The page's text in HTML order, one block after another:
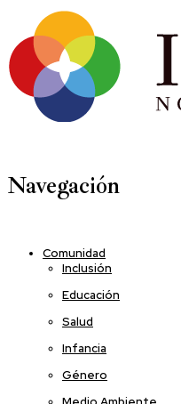
Navegación
Comunidad
Inclusión
Educación
Salud
Infancia
Género